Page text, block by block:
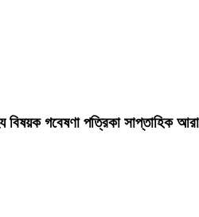
বিষয়ক গবেষণা পত্রিকা